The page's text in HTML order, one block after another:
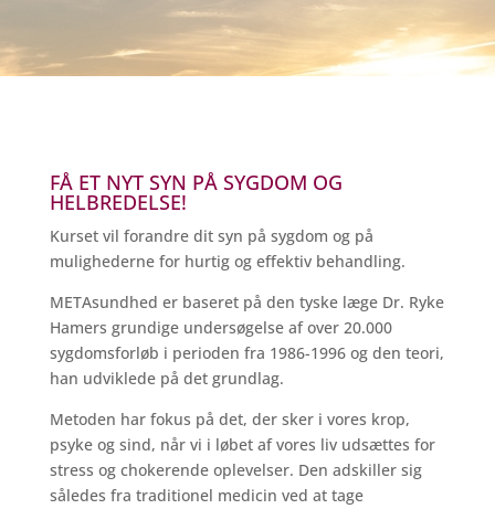
FÅ ET NYT SYN PÅ SYGDOM OG
HELBREDELSE!
Kurset vil forandre dit syn på sygdom og på
mulighederne for hurtig og effektiv behandling.
METAsundhed er baseret på den tyske læge Dr. Ryke
Hamers grundige undersøgelse af over 20.000
sygdomsforløb i perioden fra 1986-1996 og den teori,
han udviklede på det grundlag.
Metoden har fokus på det, der sker i vores krop,
psyke og sind, når vi i løbet af vores liv udsættes for
stress og chokerende oplevelser. Den adskiller sig
således fra traditionel medicin ved at tage